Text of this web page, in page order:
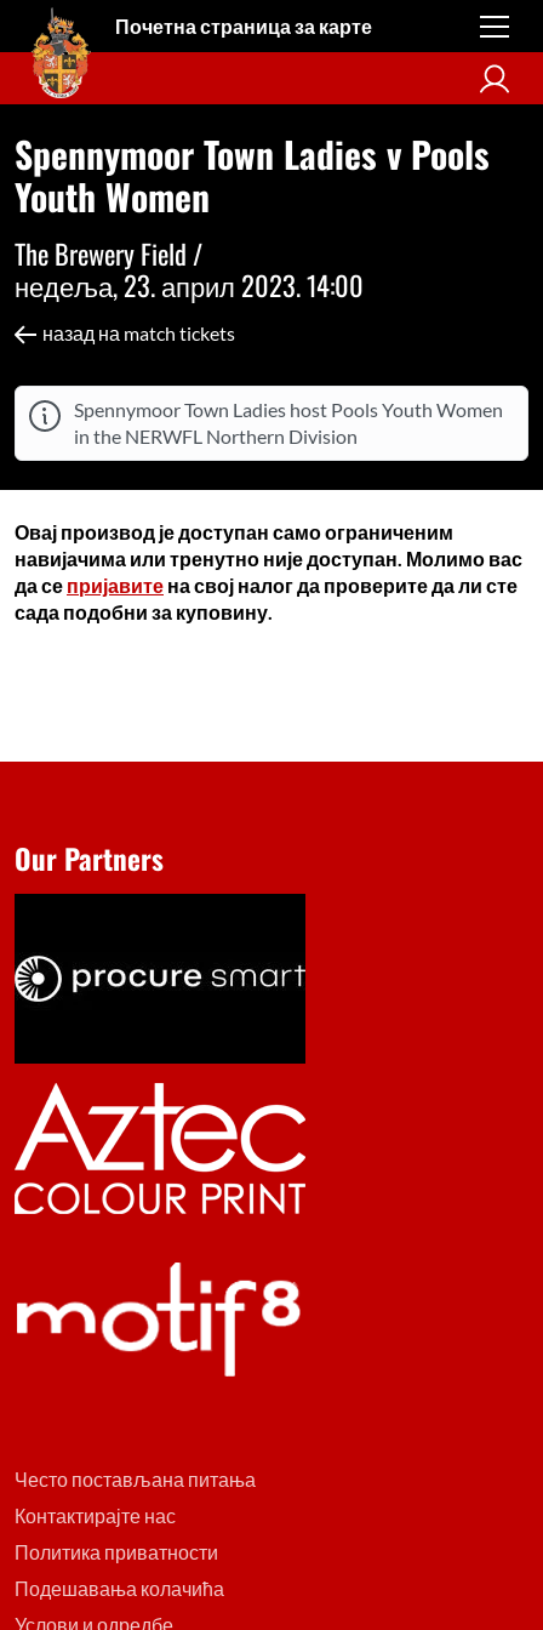
Почетна страница за карте
Spennymoor Town Ladies v Pools
Youth Women
The Brewery Field /
недеља, 23. април 2023. 14:00
назад на match tickets
Spennymoor Town Ladies host Pools Youth Women
in the NERWFL Northern Division
Овај производ је доступан само ограниченим
навијачима или тренутно није доступан. Молимо вас
да се пријавите на свој налог да проверите да ли сте
сада подобни за куповину.
Често постављана питања
Контактирајте нас
Политика приватности
Подешавања колачића
Услови и одредбе
Our Partners